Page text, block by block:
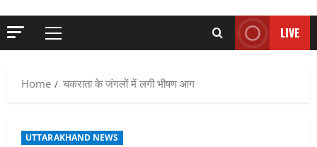
Primary
LIVE
Home चकराता के जंगलों में लगी भीषण आग
UTTARAKHAND NEWS